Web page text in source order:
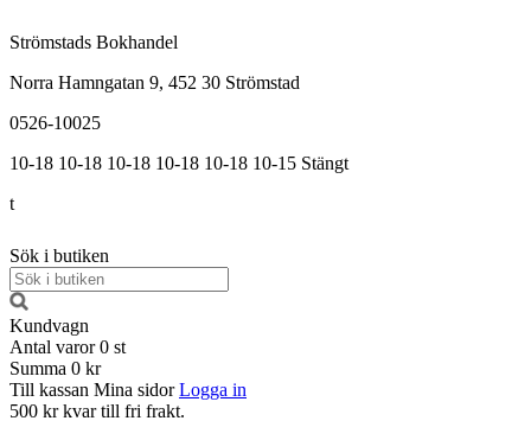
Strömstads Bokhandel
Norra Hamngatan 9, 452 30 Strömstad
0526-10025
10-18 10-18 10-18 10-18 10-18 10-15 Stängt
t
Sök i butiken
Kundvagn
Antal varor 0 st
Summa 0 kr
Till kassan Mina sidor Logga in
500 kr kvar till fri frakt.